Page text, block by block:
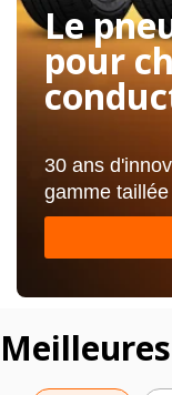
Le
pour
30 ans
gamme